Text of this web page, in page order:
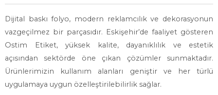
Dijital baskı folyo, modern reklamcılık ve dekorasyonun
vazgeçilmez bir parçasıdır. Eskişehir’de faaliyet gösteren
Ostim Etiket, yüksek kalite, dayanıklılık ve estetik
açısından sektörde öne çıkan çözümler sunmaktadır.
Ürünlerimizin kullanım alanları geniştir ve her türlü
uygulamaya uygun özelleştirilebilirlik sağlar.